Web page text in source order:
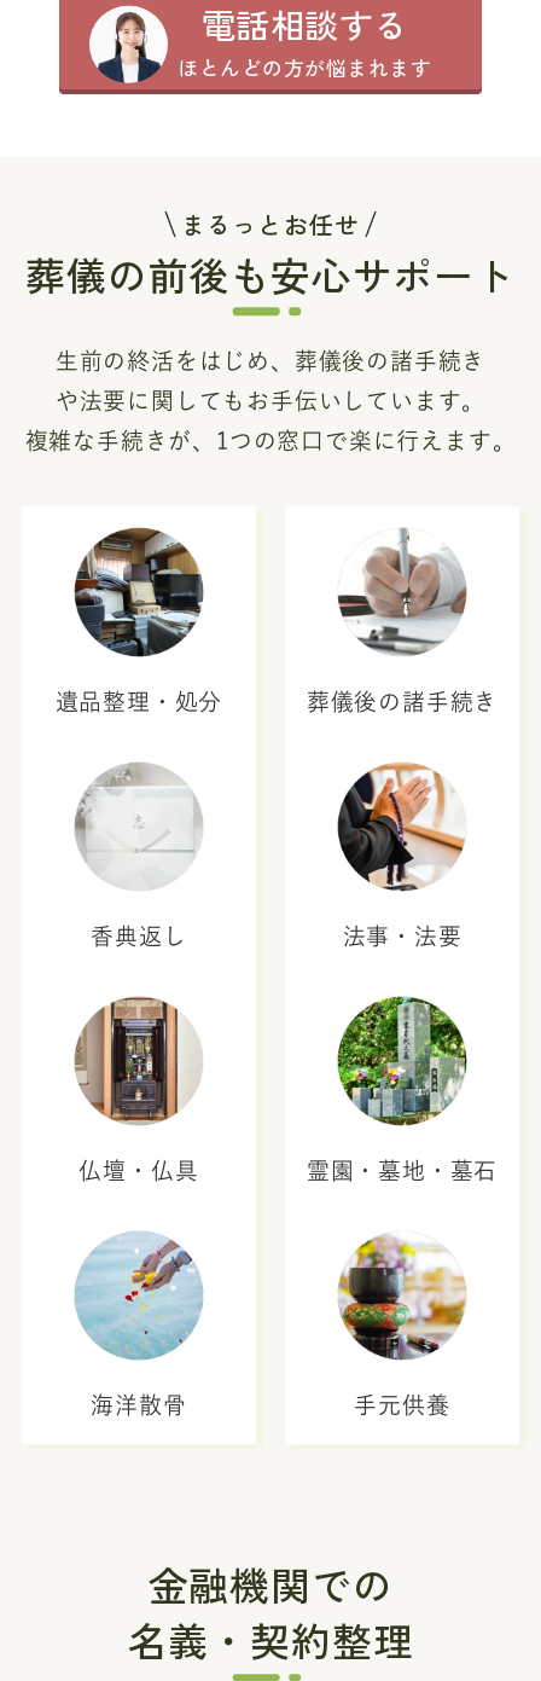
電話相談する
ほとんどの方が悩まれます
まるっとお任せ
葬儀の前後も安心サポート
生前の終活をはじめ、葬儀後の諸手続き
や法要に関してもお手伝いしています。
複雑な手続きが、1つの窓口で楽に行えます。
遺品整理・処分 葬儀後の諸手続き
香典返し 法事・法要
仏壇・仏具 霊園・墓地・墓石
海洋散骨 手元供養
金融機関での
名義・契約整理